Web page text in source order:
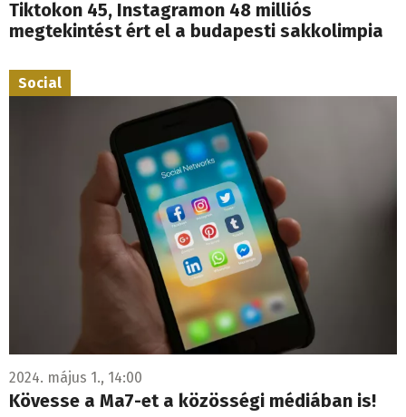
Tiktokon 45, Instagramon 48 milliós
megtekintést ért el a budapesti sakkolimpia
Social
2024. május 1., 14:00
Kövesse a Ma7-et a közösségi médiában is!